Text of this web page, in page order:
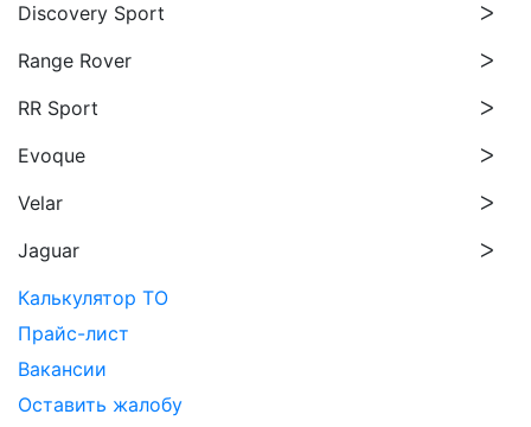
Discovery Sport
Range Rover
RR Sport
Evoque
Velar
Jaguar
Калькулятор ТО
Прайс-лист
Вакансии
Оставить жалобу